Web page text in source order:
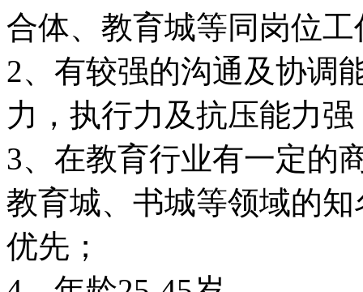
合体、教育城等同岗位
2、有较强的沟通及协调
力，执行力及抗压能力强
3、在教育行业有一定的
教育城、书城等领域的
优先；